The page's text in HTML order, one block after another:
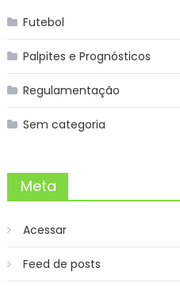
Futebol
Palpites e Prognósticos
Regulamentação
Sem categoria
Meta
Acessar
Feed de posts